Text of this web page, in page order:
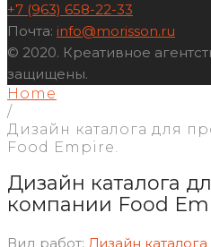
+7 (963) 658-22-33
Почта: info@morisson.ru
© 2020. Креативное
защищены.
Home
/
Дизайн каталога для
Food Empire.
Дизайн каталога
компании Food
Вид работ: Дизайн каталога